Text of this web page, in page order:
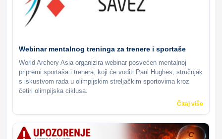
Webinar mentalnog treninga za trenere i sportaše
World Archery Asia organizira webinar posvećen mentalnoj
pripremi sportaša i trenera, koji će voditi Paul Hughes, stručnjak
s iskustvom rada u olimpijskim streljačkim sportovima kroz
četiri olimpijska ciklusa.
Čitaj više